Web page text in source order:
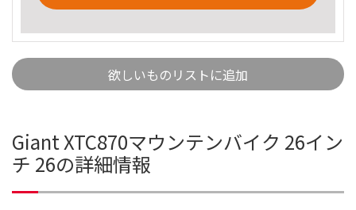
欲しいものリストに追加
Giant XTC870マウンテンバイク 26イン
チ 26の詳細情報